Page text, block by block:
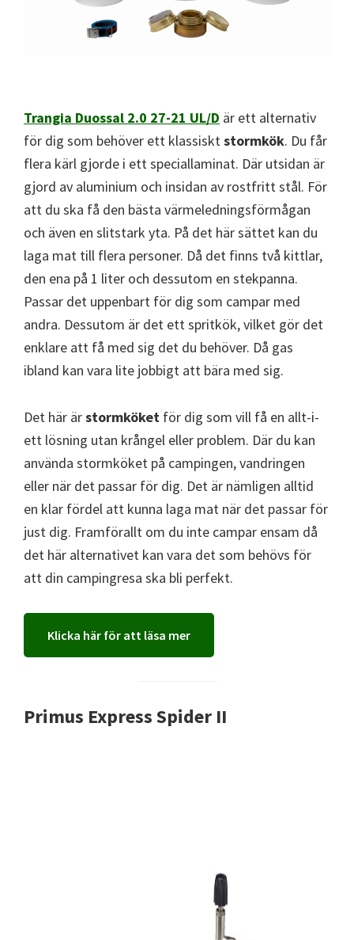
Trangia Duossal 2.0 27-21 UL/D är ett alternativ
för dig som behöver ett klassisktstormkök. Du får
flera kärl gjorde i ett speciallaminat. Där utsidan är
gjord av aluminium och insidan av rostfritt stål. För
att du ska få den bästa värmeledningsförmågan
och även en slitstark yta. På det här sättet kan du
laga mat till flera personer. Då det finns två kittlar,
den ena på 1 liter och dessutom en stekpanna.
Passar det uppenbart för dig som campar med
andra. Dessutom är det ett spritkök, vilket gör det
enklare att få med sig det du behöver. Då gas
ibland kan vara lite jobbigt att bära med sig.
Det här ärstormköket för dig som vill få en allt-i-
ett lösning utan krångel eller problem. Där du kan
använda stormköket på campingen, vandringen
eller när det passar för dig. Det är nämligen alltid
en klar fördel att kunna laga mat när det passar för
just dig. Framförallt om du inte campar ensam då
det här alternativet kan vara det som behövs för
att din campingresa ska bli perfekt.
Klicka här för att läsa mer
Primus Express Spider II